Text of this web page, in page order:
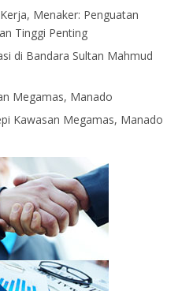
Menaker: Penguatan
Tinggi Penting
di Bandara Sultan Mahmud
Megamas, Manado
Kawasan Megamas, Manado